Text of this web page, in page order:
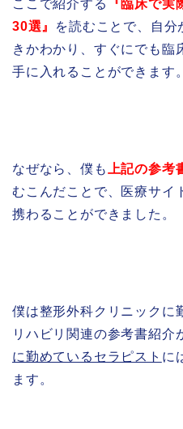
ここで紹介する
『臨床で
30選』
を読むことで、自
きかわかり、すぐにでも臨
手に入れることができます。
なぜなら、僕も 上記の参考
むこんだことで、医療サイ
携わることができました。
僕は整形外科クリニックに
リハビリ関連の参考書紹介
に勤めているセラピスト に
ます。